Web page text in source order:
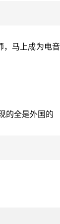
，马上成为电
的全是外国的